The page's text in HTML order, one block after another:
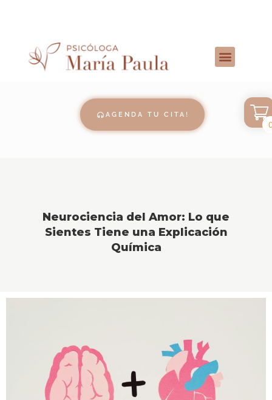
AGENDA TU CITA!
Neurociencia del Amor: Lo que
Sientes Tiene una Explicación
Química